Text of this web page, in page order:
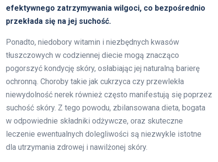
efektywnego zatrzymywania wilgoci, co bezpośrednio
przekłada się na jej suchość.
Ponadto, niedobory witamin i niezbędnych kwasów
tłuszczowych w codziennej diecie mogą znacząco
pogorszyć kondycję skóry, osłabiając jej naturalną barierę
ochronną. Choroby takie jak cukrzyca czy przewlekła
niewydolność nerek również często manifestują się poprzez
suchość skóry. Z tego powodu, zbilansowana dieta, bogata
w odpowiednie składniki odżywcze, oraz skuteczne
leczenie ewentualnych dolegliwości są niezwykle istotne
dla utrzymania zdrowej i nawilżonej skóry.